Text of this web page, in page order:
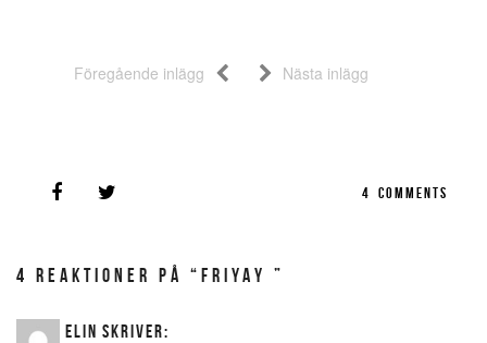
Föregående inlägg Nästa inlägg
4 COMMENTS
4 REAKTIONER PÅ “FRIYAY ”
ELIN SKRIVER: